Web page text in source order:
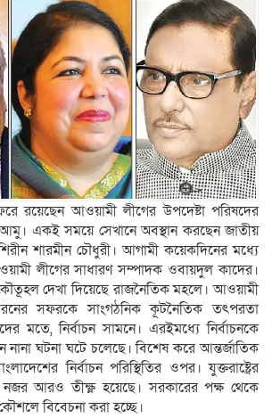
রয়েছেন আওয়ামী লীগের উপদেষ্টা পরিষদের
একই সময়ে সেখানে অবস্থান করছেন জাতীয়
শারমীন চৌধুরী। আগামী কয়েকদিনের মধ্যে
লীগের সাধারণ সম্পাদক ওবায়দুল কাদের।
দেখা দিয়েছে রাজনৈতিক মহলে। আওয়ামী
সফরকে সাংগঠনিক কূটনৈতিক তৎপরতা
মতে, নির্বাচন সামনে। এরইমধ্যে নির্বাচনকে
নানা ঘটনা ঘটে চলেছে। বিশেষ করে আন্তর্জাতিক
নির্বাচন পরিস্থিতির ওপর। যুক্তরাষ্ট্রের
আরও তীক্ষ্ণ হয়েছে। সরকারের পক্ষ থেকে
বিবেচনা করা হচ্ছে।